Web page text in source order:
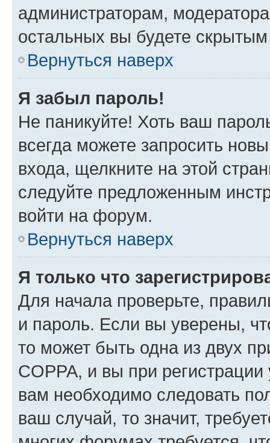
администраторам,
остальных вы будете
Вернуться наверх
Я забыл пароль!
Не паникуйте! Хоть ваш
всегда можете запросить
входа, щелкните на этой
следуйте предложенным
войти на форум.
Вернуться наверх
Я только что
Для начала проверьте,
и пароль. Если вы уверены,
то может быть одна из двух
COPPA, и вы при
вам необходимо следовать
ваш случай, то значит,